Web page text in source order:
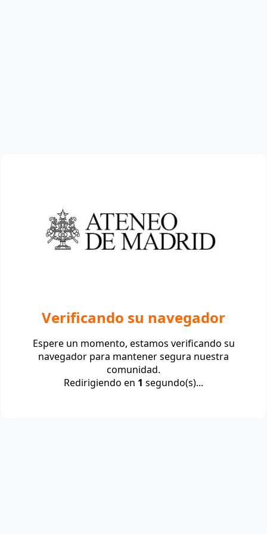
Verificando su navegador
Espere un momento, estamos verificando su
navegador para mantener segura nuestra
comunidad.
Redirigiendo en 1 segundo(s)...